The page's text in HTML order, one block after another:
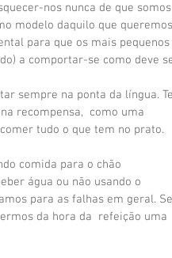
nos nunca de que
modelo daquilo que
para que os mais pequenos
a comportar-se como deve
sempre na ponta da língua.
recompensa,  como uma
tudo o que tem no prato.
comida para o chão
água ou não usando o
para as falhas em geral.
da hora da  refeição uma